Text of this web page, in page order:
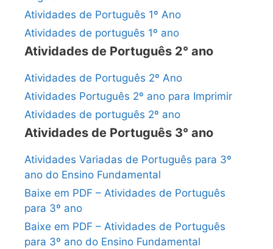
Atividades de Português 1º Ano
Atividades de português 1º ano
Atividades de Português 2° ano
Atividades de Português 2º Ano
Atividades Português 2º ano para Imprimir
Atividades de português 2º ano
Atividades de Português 3° ano
Atividades Variadas de Português para 3º
ano do Ensino Fundamental
Baixe em PDF – Atividades de Português
para 3º ano
Baixe em PDF – Atividades de Português
para 3º ano do Ensino Fundamental